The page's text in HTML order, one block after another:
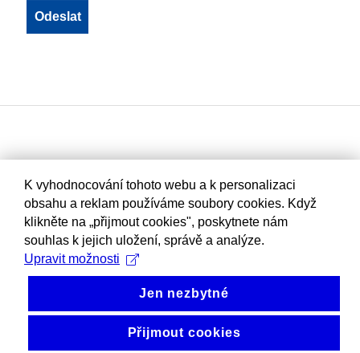
K vyhodnocování tohoto webu a k personalizaci
obsahu a reklam používáme soubory cookies. Když
klikněte na „přijmout cookies", poskytnete nám
souhlas k jejich uložení, správě a analýze.
Upravit možnosti
Jen nezbytné
Přijmout cookies